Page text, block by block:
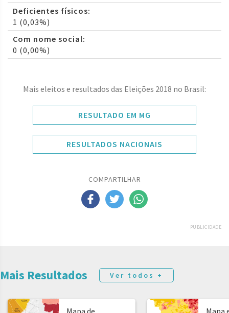
Deficientes físicos:
1 (0,03%)
Com nome social:
0 (0,00%)
Mais eleitos e resultados das Eleições 2018 no Brasil:
RESULTADO EM MG
RESULTADOS NACIONAIS
COMPARTILHAR
PUBLICIDADE
Mais Resultados Ver todos +